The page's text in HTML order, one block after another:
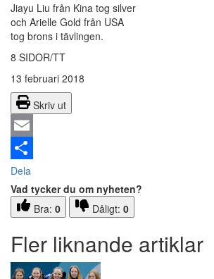
Jiayu Liu från Kina tog silver
och Arielle Gold från USA
tog brons i tävlingen.
8 SIDOR/TT
13 februari 2018
Skriv ut
Email
Dela
Vad tycker du om nyheten?
Bra: 0 Dåligt: 0
Fler liknande artiklar